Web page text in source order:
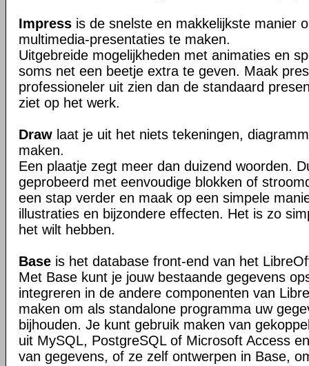
Impress is de snelste en makkelijkste manier
multimedia-presentaties te maken.
Uitgebreide mogelijkheden met animaties en
soms net een beetje extra te geven. Maak
professioneler uit zien dan de standaard
ziet op het werk.
Draw laat je uit het niets tekeningen,
maken.
Een plaatje zegt meer dan duizend woorden.
geprobeerd met eenvoudige blokken of
een stap verder en maak op een simpele
illustraties en bijzondere effecten. Het is zo
het wilt hebben.
Base is het database front-end van het
Met Base kunt je jouw bestaande gegevens
integreren in de andere componenten van
maken om als standalone programma uw
bijhouden. Je kunt gebruik maken van
uit MySQL, PostgreSQL of Microsoft Access
van gegevens, of ze zelf ontwerpen in Base,